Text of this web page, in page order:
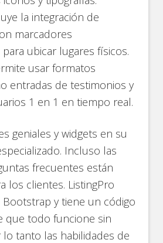
la integración de
marcadores
ubicar lugares físicos.
usar formatos
entradas de testimonios y
1 en 1 en tiempo real.
geniales y widgets en su
Incluso las
frecuentes están
los clientes. ListingPro
y tiene un código
que todo funcione sin
tanto las habilidades de